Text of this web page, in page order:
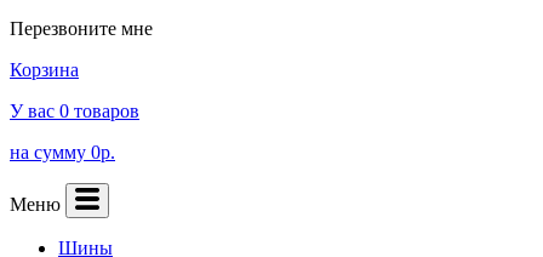
Перезвоните мне
Корзина
У вас 0 товаров
на сумму 0р.
Меню
Шины